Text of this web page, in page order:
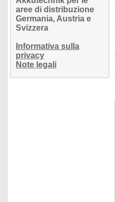
aree di distribuzione
Germania, Austria e
Svizzera
Informativa sulla
privacy
Note legali